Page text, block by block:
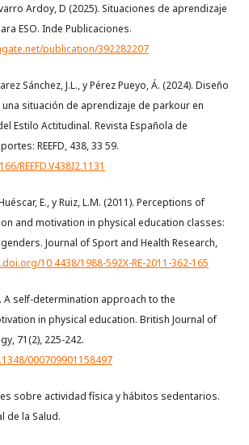
Ardoy, D (2025). Situaciones de aprendizaje
ESO. Inde Publicaciones.
publication/392282207
Sánchez, J.L., y Pérez Pueyo, Á. (2024). Diseño
situación de aprendizaje de parkour en
Estilo Actitudinal. Revista Española de
REEFD, 438, 33 59.
REEFD.V438I2.1131
E., y Ruiz, L.M. (2011). Perceptions of
and motivation in physical education classes:
Journal of Sport and Health Research,
10.4438/1988-592X-RE-2011-362-165
A self-determination approach to the
in physical education. British Journal of
71(2), 225-242.
000709901158497
sobre actividad física y hábitos sedentarios.
de la Salud.